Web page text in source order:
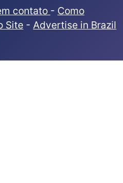
contato - Como
Site - Advertise in Brazil